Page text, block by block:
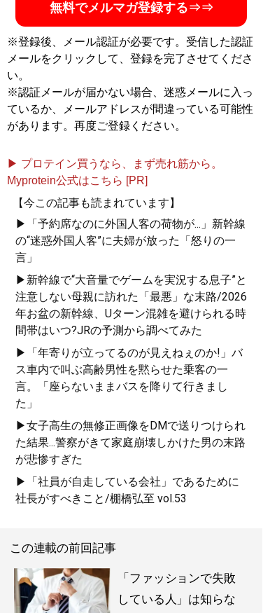
『ロードマップ』
地方のしがないショップ
店員はなぜ成功できたの
その秘密はロードマップ
にあった
『MBの偏愛ブランド図鑑
今着るべきブランド60の歴
史や特色を、自身が愛用す
『最速でおしゃれに見せる
方法 <実践編>』
な人は何が違うのか？
幸服論――人生は服で簡単
に変えられる』
無料でメルマガ登録する⇒⇒
※登録後、メール認証が必要です。受信した認証
メールをクリックして、登録を完了させてくださ
い。
※認証メールが届かない場合、迷惑メールに入っ
ているか、メールアドレスが間違っている可能性
があります。再度ご登録ください。
▶ プロテイン買うなら、まず売れ筋から。
Myprotein公式はこちら [PR]
【今この記事も読まれています】
▶「予約席なのに外国人客の荷物が...」新幹線
の“迷惑外国人客”に夫婦が放った「怒りの一
言」
▶新幹線で“大音量でゲームを実況する息子”と
注意しない母親に訪れた「最悪」な末路/2026
年お盆の新幹線、Uターン混雑を避けられる時
間帯はいつ?JRの予測から調べてみた
▶「年寄りが立ってるのが見えねぇのか!」バ
ス車内で叫ぶ高齢男性を黙らせた乗客の一
言。「座らないままバスを降りて行きまし
た」
▶女子高生の無修正画像をDMで送りつけられ
た結果...警察がきて家庭崩壊しかけた男の末路
が悲惨すぎた
▶「社員が自走している会社」であるために
社長がすべきこと/棚橋弘至 vol.53
この連載の前回記事
「ファッションで失敗
している人」は知らな